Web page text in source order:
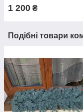
1 200 ₴
Подібні товари